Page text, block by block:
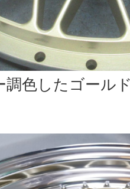
調色したゴール